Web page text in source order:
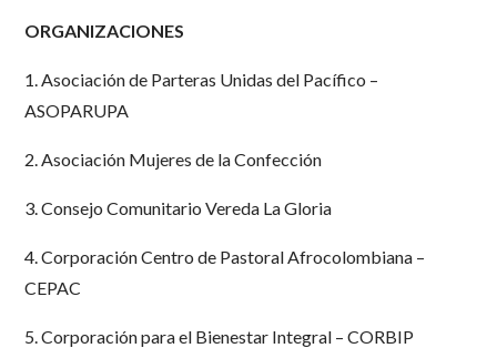
ORGANIZACIONES
1. Asociación de Parteras Unidas del Pacífico –
ASOPARUPA
2. Asociación Mujeres de la Confección
3. Consejo Comunitario Vereda La Gloria
4. Corporación Centro de Pastoral Afrocolombiana –
CEPAC
5. Corporación para el Bienestar Integral – CORBIP